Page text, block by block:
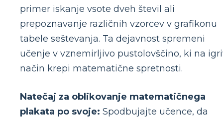
primer iskanje vsote dveh števil ali
prepoznavanje različnih vzorcev v grafikonu
tabele seštevanja. Ta dejavnost spremeni
učenje v vznemirljivo pustolovščino, ki na
način krepi matematične spretnosti.
Natečaj za oblikovanje matematičnega
plakata po svoje: Spodbujajte učence, da